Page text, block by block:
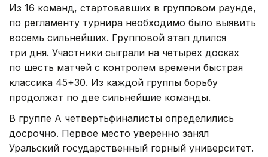
Из 16 команд, стартовавших в групповом раунде,
по регламенту турнира необходимо было выявить
восемь сильнейших. Групповой этап длился
три дня. Участники сыграли на четырех досках
по шесть матчей с контролем времени быстрая
классика 45+30. Из каждой группы борьбу
продолжат по две сильнейшие команды.
В группе А четвертьфиналисты определились
досрочно. Первое место уверенно занял
Уральский государственный горный университет.